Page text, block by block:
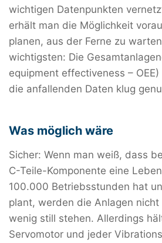
wichtigen Datenpunkten
erhält man die Möglichkeit
planen, aus der Ferne zu
wichtigsten: Die
equipment effectiveness –
die anfallenden Daten klug
Was möglich wäre
Sicher: Wenn man weiß, dass
C-Teile-Komponente eine
100.000 Betriebsstunden hat
plant, werden die Anlagen
wenig still stehen. Allerdings
Servomotor und jeder